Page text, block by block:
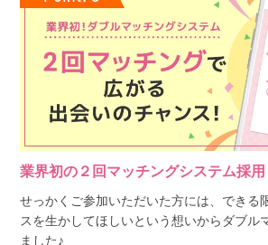
業界初の２回マッチングシステム採用
せっかくご参加いただいた方には、できる
スを生かしてほしいという想いからダブル
ました♪